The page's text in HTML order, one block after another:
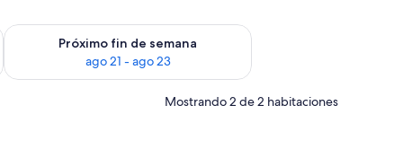
semana ago 14 - ago 16
Próximo fin de semana
ago 21 - ago 23
Consulta la disponibilidad para el próximo fin de semana
Mostrando 2 de 2 habitaciones
una silla roja.lámparas de noche, un escritorio con teléfono y una silla.